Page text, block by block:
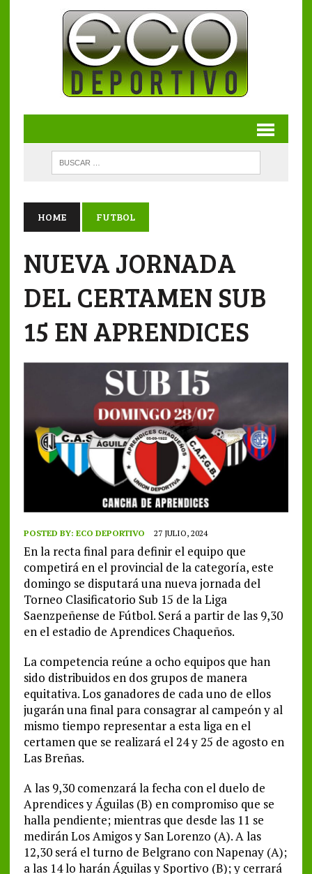
HOME FUTBOL
NUEVA JORNADA
DEL CERTAMEN SUB
15 EN APRENDICES
POSTED BY: ECO DEPORTIVO 27 JULIO, 2024
En la recta final para definir el equipo que
competirá en el provincial de la categoría, este
domingo se disputará una nueva jornada del
Torneo Clasificatorio Sub 15 de la Liga
Saenzpeñense de Fútbol. Será a partir de las 9,30
en el estadio de Aprendices Chaqueños.
La competencia reúne a ocho equipos que han
sido distribuidos en dos grupos de manera
equitativa. Los ganadores de cada uno de ellos
jugarán una final para consagrar al campeón y al
mismo tiempo representar a esta liga en el
certamen que se realizará el 24 y 25 de agosto en
Las Breñas.
A las 9,30 comenzará la fecha con el duelo de
Aprendices y Águilas (B) en compromiso que se
halla pendiente; mientras que desde las 11 se
medirán Los Amigos y San Lorenzo (A). A las
12,30 será el turno de Belgrano con Napenay (A);
a las 14 lo harán Águilas y Sportivo (B); y cerrará